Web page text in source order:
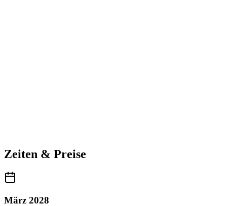
Zeiten & Preise
März 2028